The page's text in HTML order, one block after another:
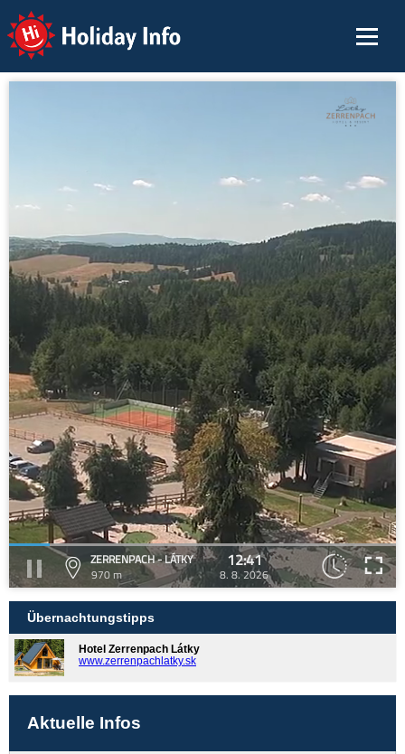
Holiday Info
ZERRENPACH - LÁTKY
970 m
12:41
8. 8. 2026
Übernachtungstipps
Hotel Zerrenpach Látky
www.zerrenpachlatky.sk
Aktuelle Infos